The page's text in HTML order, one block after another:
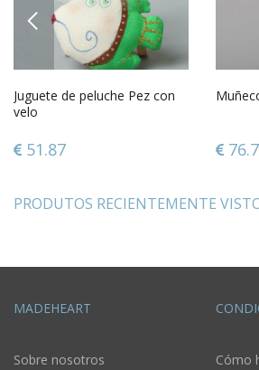
PREVIOUS
Juguete de peluche Pez con
velo
51.87
PRODUTOS RECIENTEMENTE
MADEHEART
Sobre nosotros
Cómo